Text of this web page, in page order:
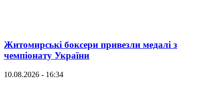
Житомирські боксери привезли медалі з
чемпіонату України
10.08.2026 - 16:34